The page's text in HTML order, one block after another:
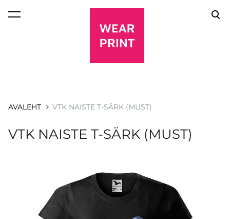
lisati ostukorvi.
AVALEHT VTK NAISTE T-SÄRK (MUST)
VTK NAISTE T-SÄRK (MUST)